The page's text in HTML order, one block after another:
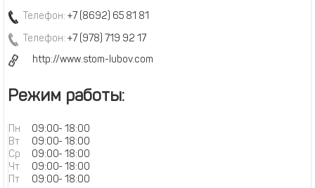
Телефон: +7 (8692) 65 81 81
Телефон: +7 (978) 719 92 17
http://www.stom-lubov.com
Режим работы:
Пн 09:00- 18:00
Вт
09:00- 18:00
Ср
09:00- 18:00
Чт
09:00- 18:00
Пт
09:00- 18:00